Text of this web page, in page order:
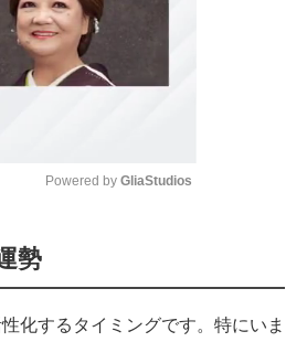
Powered by GliaStudios
勢
化するタイミングです。特にいま